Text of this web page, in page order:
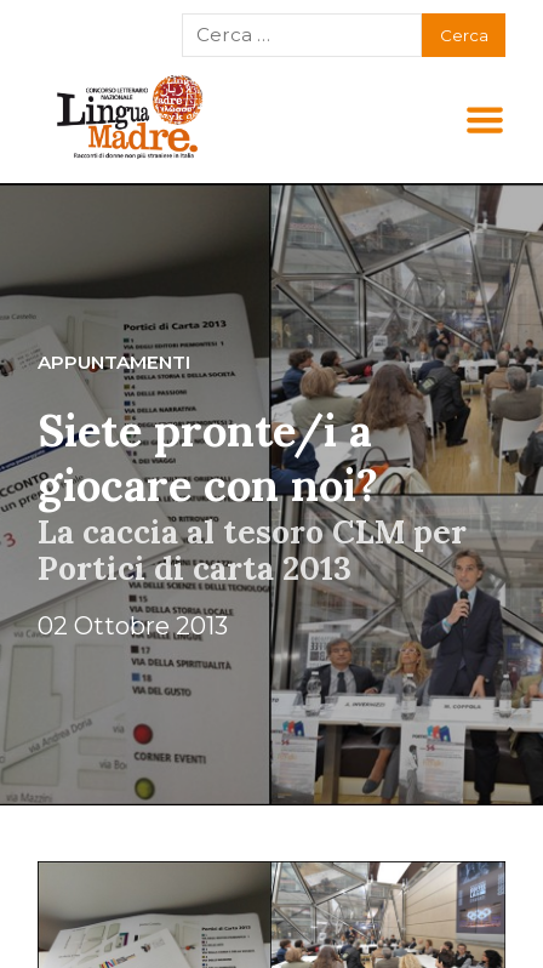
APPUNTAMENTI
Siete pronte/i a
giocare con noi?
La caccia al tesoro CLM per
Portici di carta 2013
02 Ottobre 2013